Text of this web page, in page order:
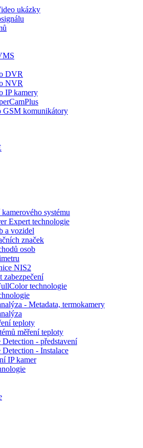
ukázky
DVR
NVR
IP kamery
GSM komunikátory
systému
Expert technologie
a vozidel
značek
osob
NIS2
technologie
- Metadata, termokamery
teploty
měření teploty
Detection - představení
Detection - Instalace
IP kamer